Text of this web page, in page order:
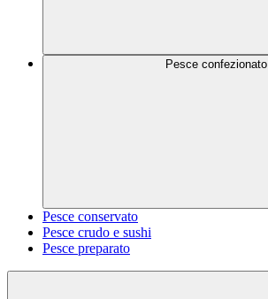
Pesce confezionato
Pesce conservato
Pesce crudo e sushi
Pesce preparato